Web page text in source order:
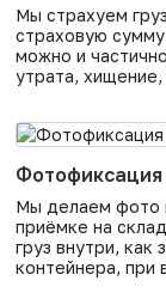
Мы страхуем
страховую
можно и
утрата,
Страхование
Фотофиксация
Мы делаем фото
приёмке на
груз внутри, как
контейнера, при